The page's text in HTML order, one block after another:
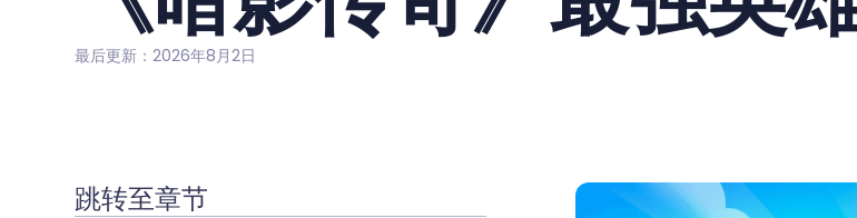
最后更新：2026年8月2日
跳转至章节